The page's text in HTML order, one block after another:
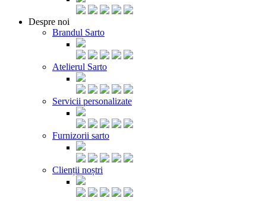
Despre noi
Brandul Sarto
Atelierul Sarto
Servicii personalizate
Furnizorii sarto
Clienții noștri